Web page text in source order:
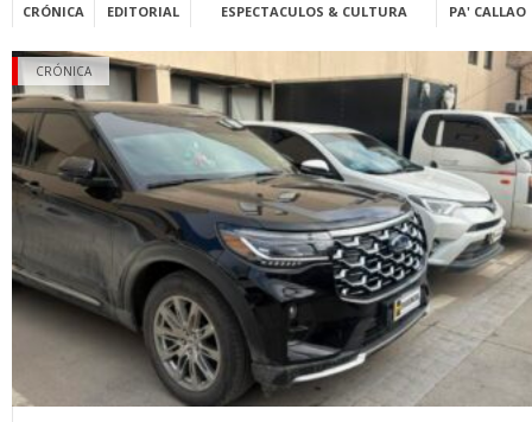
CRÓNICA EDITORIAL ESPECTACULOS & CULTURA PA' CALLAO
CRÓNICA